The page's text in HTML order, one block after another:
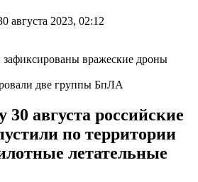
августа 2023, 02:12
две группы БпЛА
30 августа российские
по территории
летательные